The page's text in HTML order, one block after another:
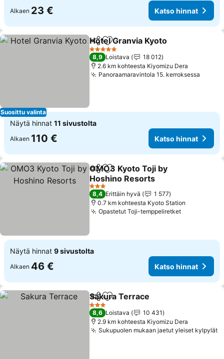
Alkaen 23 € Katso hinnat
Suosittu valinta
Jaa Lisää suosikkeihin
Hotel Granvia Kyoto
5 Tähtiluokitus
8,9 Loistava
18 012
2.6 km kohteesta Kiyomizu Dera
Panoraamaravintola 15. kerroksessa
Näytä hinnat 11 sivustolta
Alkaen 110 € Katso hinnat
Jaa Lisää suosikkeihin
OMO3 Kyoto Toji by
Hoshino Resorts
Katso hinnat
3 Tähtiluokitus
8,4 Erittäin hyvä
1 577
0.7 km kohteesta Kyoto Station
Opastetut Toji-temppeliretketKatso
Näytä hinnat 9 sivustolta
Alkaen 46 € Katso hinnat
Jaa Lisää suosikkeihin
Sakura Terrace
3 Tähtiluokitus
8,6 Loistava
10 431
2.9 km kohteesta Kiyomizu Dera
Sukupuolen mukaan jaetut yleiset kylpylät